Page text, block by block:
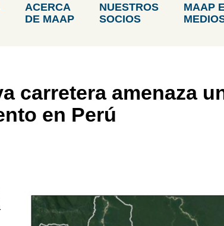
ACERCA
DE MAAP
NUESTROS
SOCIOS
MAAP
carretera amenaza
en Perú